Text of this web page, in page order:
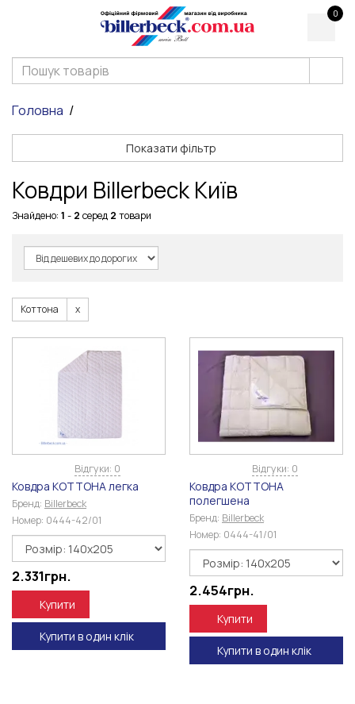
0
Головна
Показати фільтр
Ковдри Billerbeck Київ
Знайдено: 1 - 2 серед 2 товари
Коттона
Відгуки: 0
Ковдра КОТТОНА легка
Бренд: Billerbeck
Номер: 0444-42/01
2.331грн.
Купити
Купити в один клік
Відгуки: 0
Ковдра КОТТОНА
полегшена
Бренд: Billerbeck
Номер: 0444-41/01
2.454грн.
Купити
Купити в один клік